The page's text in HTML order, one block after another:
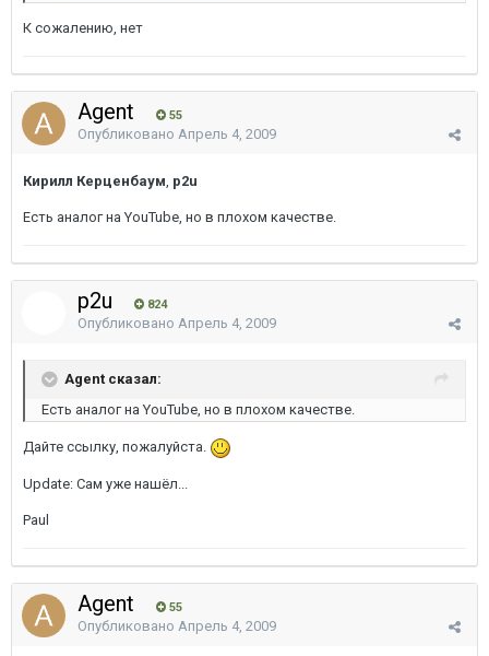
К сожалению, нет
Agent 55
Опубликовано Апрель 4, 2009
Кирилл Керценбаум, p2u
Есть аналог на YouTube, но в плохом качестве.
p2u 824
Опубликовано Апрель 4, 2009
Agent сказал:
Есть аналог на YouTube, но в плохом качестве.
Дайте ссылку, пожалуйста.
Update: Сам уже нашёл...
Paul
Agent 55
Опубликовано Апрель 4, 2009